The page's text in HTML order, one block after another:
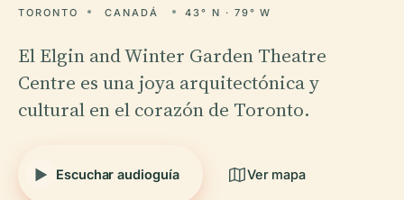
TORONTO CANADÁ 43° N · 79° W
El Elgin and Winter Garden Theatre
Centre es una joya arquitectónica y
cultural en el corazón de Toronto.
Escuchar audioguía Ver mapa